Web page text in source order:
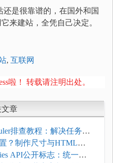
还是很靠谱的，在国外和国
来建站，全凭自己决定。
, 互联网
啦！ 转载请注明出处。
章
排查教程：解决任务积
？制作尺寸与HTML添
API公开标志：统一支